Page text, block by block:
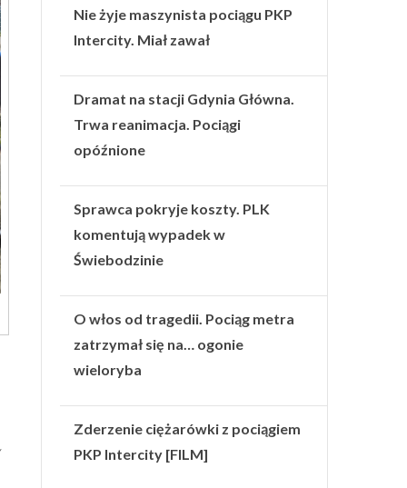
Nie żyje maszynista pociągu PKP
Intercity. Miał zawał
Dramat na stacji Gdynia Główna.
Trwa reanimacja. Pociągi
opóźnione
Sprawca pokryje koszty. PLK
komentują wypadek w
Świebodzinie
O włos od tragedii. Pociąg metra
zatrzymał się na… ogonie
wieloryba
Zderzenie ciężarówki z pociągiem
PKP Intercity [FILM]